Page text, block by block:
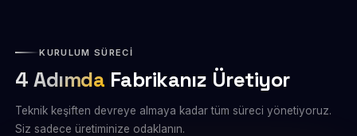
KURULUM SÜRECİ
4 Adımda Fabrikanız Üretiyor
Teknik keşiften devreye almaya kadar tüm süreci yönetiyoruz.
Siz sadece üretiminize odaklanın.